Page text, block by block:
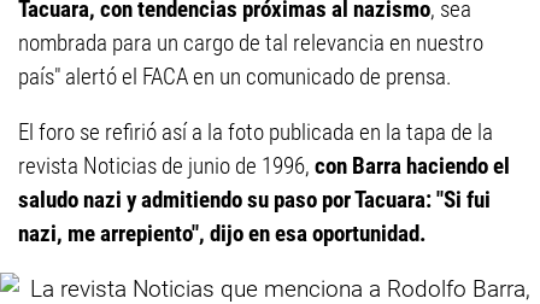
Tacuara, con tendencias próximas al nazismo, sea
nombrada para un cargo de tal relevancia en nuestro
país" alertó el FACA en un comunicado de prensa.
El foro se refirió así a la foto publicada en la tapa de la
revista Noticias de junio de 1996, con Barra haciendo el
saludo nazi y admitiendo su paso por Tacuara: "Si fui
nazi, me arrepiento", dijo en esa oportunidad.